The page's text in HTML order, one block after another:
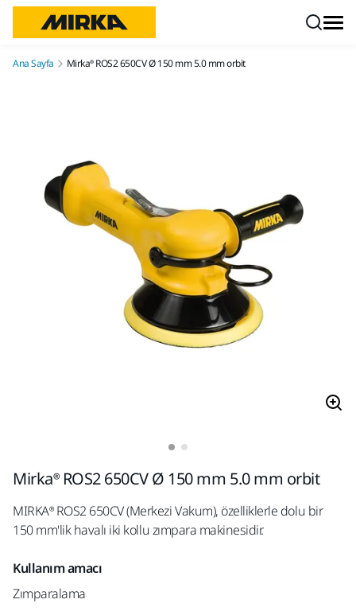
Ana Sayfa Mirka® ROS2 650CV Ø 150 mm 5.0 mm orbit
Mirka® ROS2 650CV Ø 150 mm 5.0 mm orbit
MIRKA® ROS2 650CV (Merkezi Vakum), özelliklerle dolu bir
150 mm'lik havalı iki kollu zımpara makinesidir.
Kullanım amacı
Zımparalama